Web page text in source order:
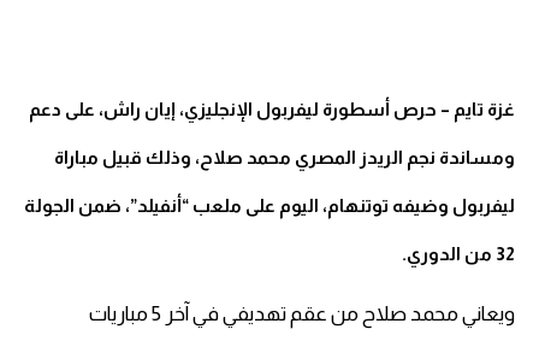
غزة تايم – حرص أسطورة ليفربول الإنجليزي، إيان راش، على دعم
ومساندة نجم الريدز المصري محمد صلاح، وذلك قبيل مباراة
ليفربول وضيفه توتنهام، اليوم على ملعب “أنفيلد”، ضمن الجولة
32 من الدوري.
ويعاني محمد صلاح من عقم تهديفي في آخر 5 مباريات